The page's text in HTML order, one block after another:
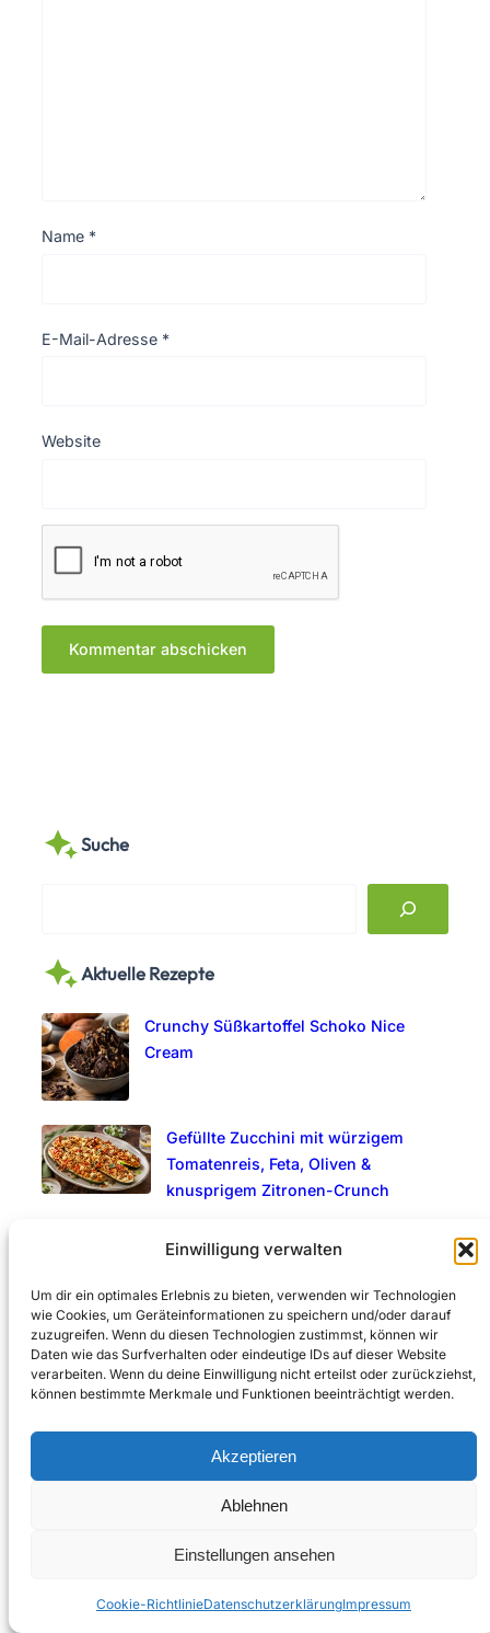
Einwilligung verwalten
Um dir ein optimales Erlebnis zu bieten, verwenden wir Technologien
wie Cookies, um Geräteinformationen zu speichern und/oder darauf
zuzugreifen. Wenn du diesen Technologien zustimmst, können wir
Daten wie das Surfverhalten oder eindeutige IDs auf dieser Website
verarbeiten. Wenn du deine Einwilligung nicht erteilst oder zurückziehst,
können bestimmte Merkmale und Funktionen beeinträchtigt werden.
Akzeptieren
Ablehnen
Einstellungen ansehen
Cookie-RichtlinieDatenschutzerklärungImpressum
Name *
E-Mail-Adresse *
Website
Suche
r
h
Aktuelle Rezepte
Crunchy Süßkartoffel Schoko Nice
Cream
Gefüllte Zucchini mit würzigem
Tomatenreis, Feta, Oliven &
knusprigem Zitronen-Crunch
cremigste Bananeneis mit natürlichem
Aprikosen-Feigen-Tarte mit Mandeln und Thymian
Pizza mit Pesto, Tomaten, Ziegenkäse, Rucola und